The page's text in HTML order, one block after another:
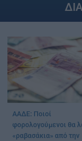
ΑΑΔΕ: Ποιοί
φορολογούμενοι θα
«ραβασάκια» από την